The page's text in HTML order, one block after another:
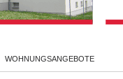
WOHNUNGSANGEBOTE